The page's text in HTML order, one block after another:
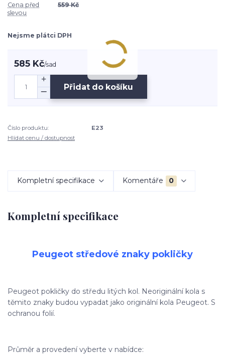
Cena před
slevou
559 Kč
Nejsme plátci DPH
585 Kč/sad
Přidat do košíku
Číslo produktu:
E23
Hlídat cenu / dostupnost
Kompletní specifikace Komentáře 0
Kompletní specifikace
Peugeot středové znaky pokličky
Peugeot pokličky do středu litých kol. Neoriginální kola s
těmito znaky budou vypadat jako originální kola Peugeot. S
ochranou folií.
Průměr a provedení vyberte v nabídce: